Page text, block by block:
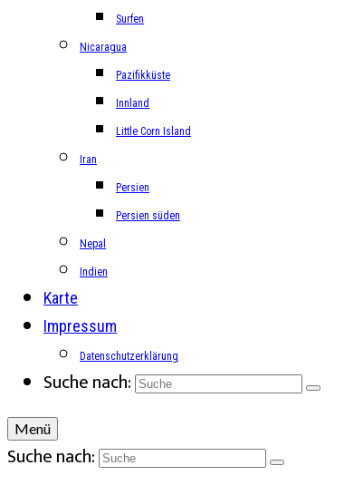
Surfen
Nicaragua
Pazifikküste
Innland
Little Corn Island
Iran
Persien
Persien süden
Nepal
Indien
Karte
Impressum
Datenschutzerklärung
Suche nach:
Menü
Suche nach: